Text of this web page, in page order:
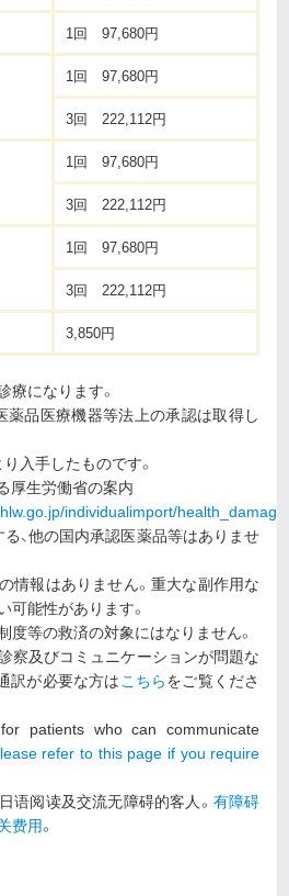
1回 97,680円
1回 97,680円
3回 222,112円
1回 97,680円
3回 222,112円
1回 97,680円
3回 222,112円
3,850円
になります。
薬品医療機器等法上の承認は取得し
入手したものです。
厚生労働省の案内
individualimport/
、他の国内承認医薬品等はありませ
情報はありません。重大な副作用な
可能性があります。
等の救済の対象にはなりません。
察及びコミュニケーションが問題な
訳が必要な方はこちらをご覧くださ
patients who can communicate
refer to this page if you require
语阅读及交流无障碍的客人。 有障碍
费用。